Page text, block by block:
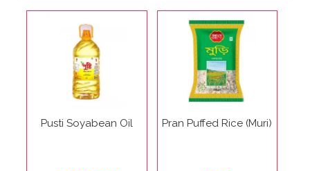
Pusti Soyabean Oil Pran Puffed Rice (Muri)